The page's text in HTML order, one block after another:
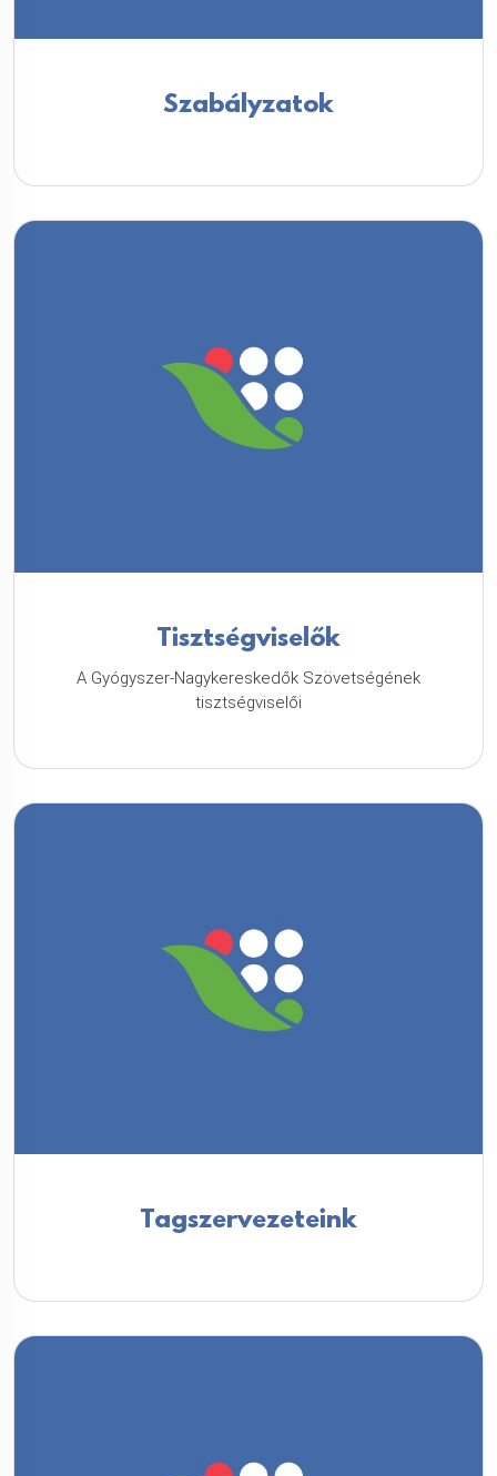
Szabályzatok
Tisztségviselők
A Gyógyszer-Nagykereskedők Szövetségének
tisztségviselői
Tagszervezeteink